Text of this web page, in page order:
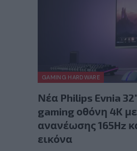
GAMING HARDWARE
Νέα Philips Evnia
gaming οθόνη 4K
ανανέωσης 165Hz
εικόνα